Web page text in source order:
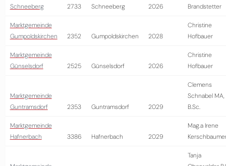
Schneeberg
2733
Schneeberg
2026
Brandstetter
Marktgemeinde
Gumpoldskirchen
2352 Gumpoldskirchen 2028
Christine
Hofbauer
Marktgemeinde
Günselsdorf
2525 Günselsdorf 2026
Christine
Hofbauer
Marktgemeinde
Guntramsdorf
2353 Guntramsdorf 2029
Clemens
Schnabel MA,
B.Sc.
Marktgemeinde
Hafnerbach
3386 Hafnerbach 2029
Mag.a Irene
Tanja